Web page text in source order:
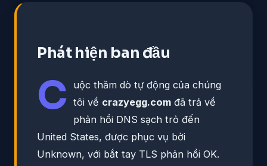
Phát hiện ban đầu
C uộc thăm dò tự động của chúng
tôi về crazyegg.com đã trả về
phản hồi DNS sạch trỏ đến
United States, được phục vụ bởi
Unknown, với bắt tay TLS phản hồi OK.